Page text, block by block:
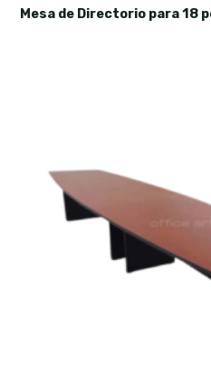
Mesa de Directorio para 18